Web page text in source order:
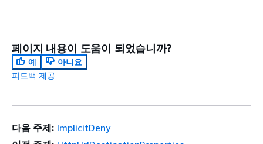
페이지 내용이 도움이 되었습니까?
예
아니요
피드백 제공
다음 주제: ImplicitDeny